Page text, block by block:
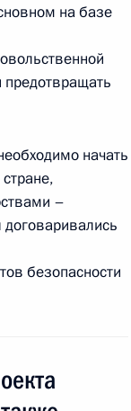
на базе
начать
–
безопасности